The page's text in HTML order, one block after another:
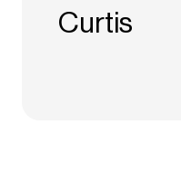
Curtis